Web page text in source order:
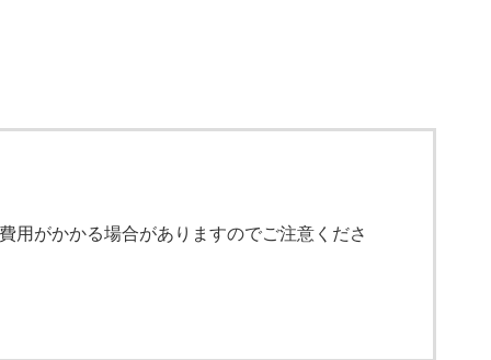
用がかかる場合がありますのでご注意くださ